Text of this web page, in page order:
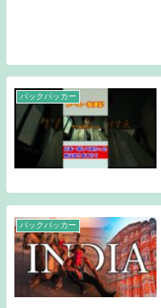
バックパッカー
バックパッカー